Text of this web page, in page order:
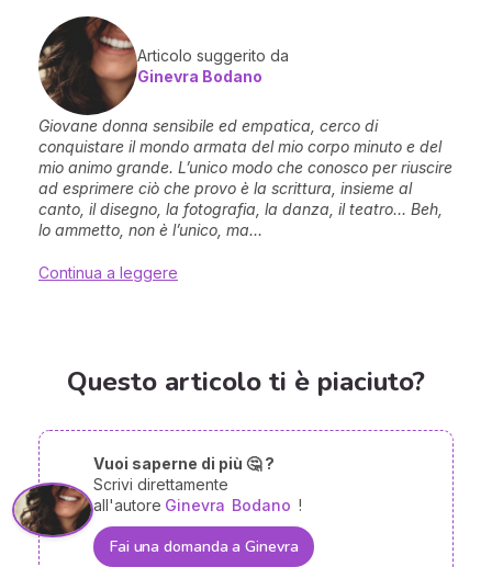
Articolo suggerito da
Ginevra Bodano
Giovane donna sensibile ed empatica, cerco di
conquistare il mondo armata del mio corpo minuto e del
mio animo grande. L’unico modo che conosco per riuscire
ad esprimere ciò che provo è la scrittura, insieme al
canto, il disegno, la fotografia, la danza, il teatro… Beh,
lo ammetto, non è l’unico, ma...
Continua a leggere
Questo articolo ti è piaciuto?
Vuoi saperne di più 🤔 ?
Scrivi direttamente
all'autore Ginevra Bodano !
Fai una domanda a Ginevra